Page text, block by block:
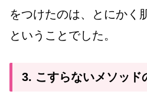
をつけたのは、とにかく
ということでした。
3. こすらないメソッド